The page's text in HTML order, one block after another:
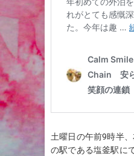
土曜日の午前9時半
の駅である塩釜駅に